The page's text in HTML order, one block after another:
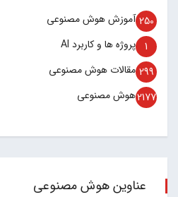
آموزش هوش مصنوعی 250
پروژه ها و کاربرد AI 1
مقالات هوش مصنوعی 299
هوش مصنوعی2177
عناوین هوش مصنوعی